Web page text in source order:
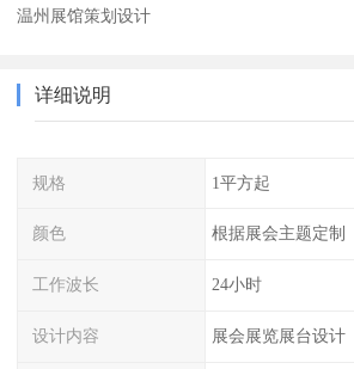
温州展馆策划设计
详细说明
规格 1平方起
颜色 根据展会主题定制
工作波长 24小时
设计内容 展会展览展台设计